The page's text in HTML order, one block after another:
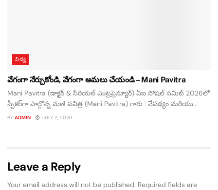
విద్య
వేగంగా నేర్చుకోండి, వేగంగా అమలు చేయండి – Mani Pavitra
Mani Pavitra (డాక్టర్ & సీరియల్ ఎంట్రప్రెన్యూర్) ఏఐ సోషల్ సమిట్ 2026లో
స్పీకర్‌గా పాల్గొన్న మణి పవిత్ర (Mani Pavitra) గారు : నేపథ్యం మరియు...
BY ADMIN JULY 2, 2026
Leave a Reply
Your email address will not be published. Required fields are